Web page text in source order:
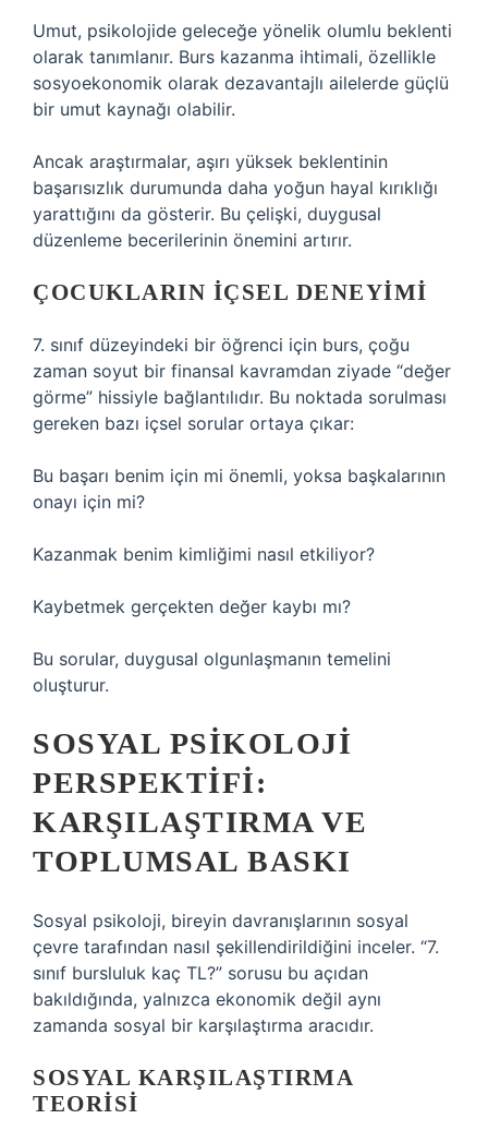
Umut, psikolojide geleceğe yönelik olumlu beklenti
olarak tanımlanır. Burs kazanma ihtimali, özellikle
sosyoekonomik olarak dezavantajlı ailelerde güçlü
bir umut kaynağı olabilir.
Ancak araştırmalar, aşırı yüksek beklentinin
başarısızlık durumunda daha yoğun hayal kırıklığı
yarattığını da gösterir. Bu çelişki, duygusal
düzenleme becerilerinin önemini artırır.
ÇOCUKLARIN İÇSEL DENEYIMI
7. sınıf düzeyindeki bir öğrenci için burs, çoğu
zaman soyut bir finansal kavramdan ziyade “değer
görme” hissiyle bağlantılıdır. Bu noktada sorulması
gereken bazı içsel sorular ortaya çıkar:
Bu başarı benim için mi önemli, yoksa başkalarının
onayı için mi?
Kazanmak benim kimliğimi nasıl etkiliyor?
Kaybetmek gerçekten değer kaybı mı?
Bu sorular, duygusal olgunlaşmanın temelini
oluşturur.
SOSYAL PSIKOLOJI
PERSPEKTIFI:
KARŞILAŞTIRMA VE
TOPLUMSAL BASKI
Sosyal psikoloji, bireyin davranışlarının sosyal
çevre tarafından nasıl şekillendirildiğini inceler. “7.
sınıf bursluluk kaç TL?” sorusu bu açıdan
bakıldığında, yalnızca ekonomik değil aynı
zamanda sosyal bir karşılaştırma aracıdır.
SOSYAL KARŞILAŞTIRMA
TEORISI